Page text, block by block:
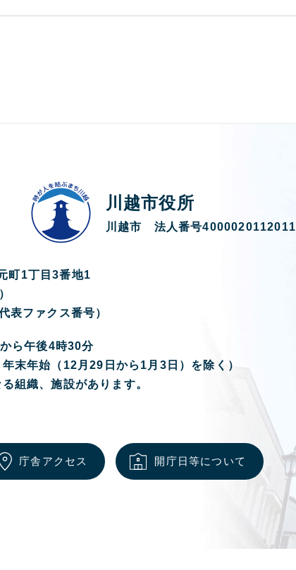
川越市役所
川越市 法人番号4000020112011
町1丁目3番地1
表ファクス番号）
ら午後4時30分
末年始（12月29日から1月3日）を除く）
組織、施設があります。
庁舎アクセス 開庁日等について